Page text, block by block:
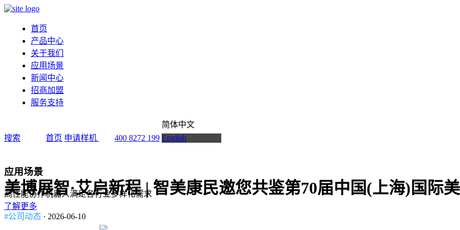
首页
产品中心
关于我们
应用场景
新闻中心
招商加盟
服务支持
搜索 首页 申请样机 400 8272 199
简体中文
English
应用场景
高性能协作机器人满足各行业多样化需求
了解更多
美博展智·艾启新程 | 智美康民邀您共鉴第70届中国(上海)国际
#公司动态 · 2026-06-10